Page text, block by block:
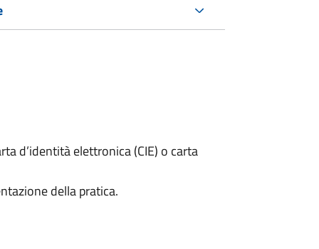
d’identità elettronica (CIE) o carta
della pratica.